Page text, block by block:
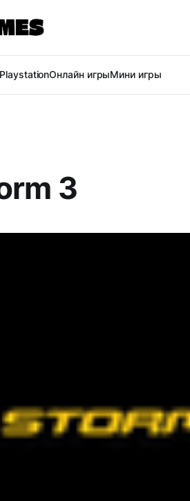
PlaystationОнлайн игрыМини игры
3